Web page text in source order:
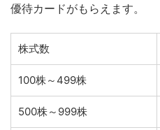
優待カードがもらえます。
株式数
100株～499株
500株～999株